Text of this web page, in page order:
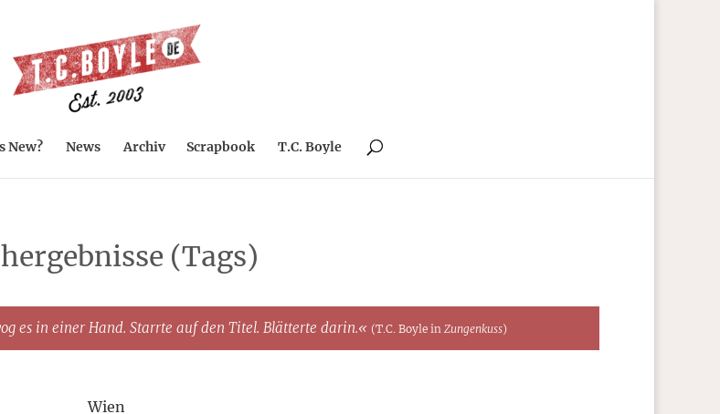
New? News Archiv Scrapbook T.C. Boyle
(Tags)
es in einer Hand. Starrte auf den Titel. Blätterte darin.« (T.C. Boyle in Zungenkuss)
Wien